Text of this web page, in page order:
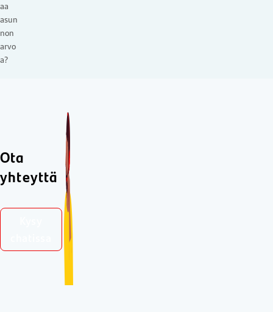
aa
asun
non
arvo
a?
Ota
yhteyttä